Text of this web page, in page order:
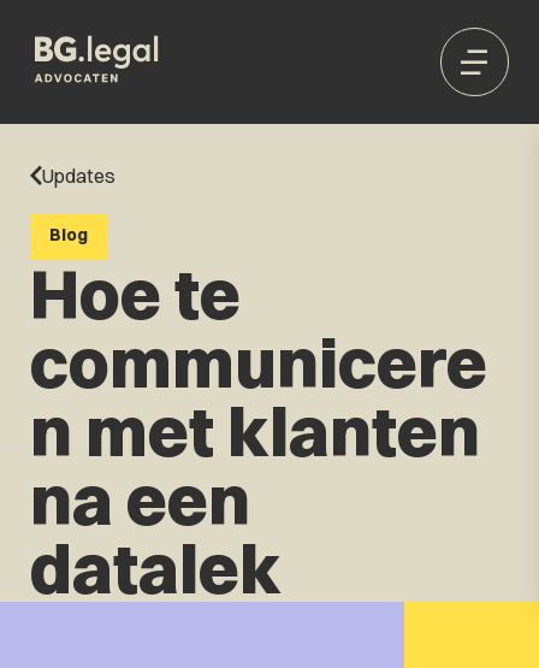
Updates
Blog
Hoe te
communicere
n met klanten
na een
datalek